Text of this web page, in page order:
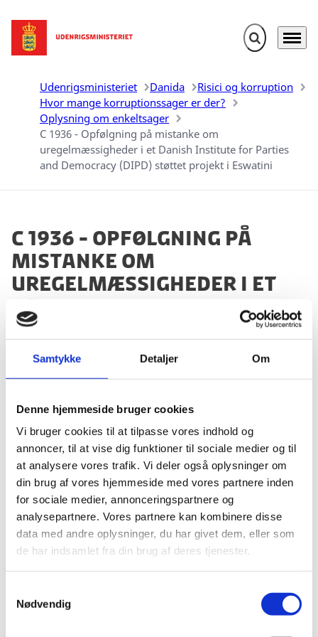
Samtykke Detaljer Om
Denne hjemmeside bruger cookies
Vi bruger cookies til at tilpasse vores indhold og
annoncer, til at vise dig funktioner til sociale medier og til
at analysere vores trafik. Vi deler også oplysninger om
din brug af vores hjemmeside med vores partnere inden
for sociale medier, annonceringspartnere og
analysepartnere. Vores partnere kan kombinere disse
data med andre oplysninger, du har givet dem, eller som
de har indsamlet fra din brug af deres tjenester.
Nødvendig
Gå til forsiden Fold søgefelt
Menu
Udenrigsministeriet Danida
Risici og korruption
Hvor mange korruptionssager er der?
Oplysning om enkeltsager
C 1936 - Opfølgning på mistanke om
uregelmæssigheder i et Danish Institute for Parties
and Democracy (DIPD) støttet projekt i Eswatini
C 1936 - Opfølgning på
mistanke om
uregelmæssigheder i et
Danish Institute for
Parties and Democracy
(DIPD) støttet projekt i
Eswatini
05.08.2025
Del på Facebook
Del på X (Twitter)
Del på LinkedIn
Sagsnr.:C 1936
Dato for offentliggørelse: